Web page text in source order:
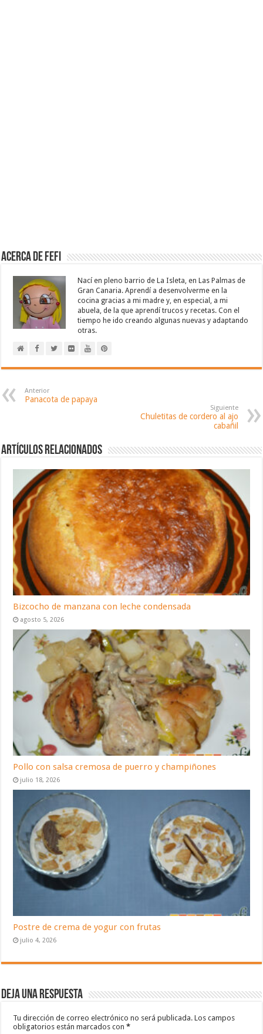
Acerca de Fefi
Nací en pleno barrio de La Isleta, en Las Palmas de
Gran Canaria. Aprendí a desenvolverme en la
cocina gracias a mi madre y, en especial, a mi
abuela, de la que aprendí trucos y recetas. Con el
tiempo he ido creando algunas nuevas y adaptando
otras.
Anterior
Panacota de papaya
Siguiente
Chuletitas de cordero al ajo
cabañil
Artículos relacionados
Bizcocho de manzana con leche condensada
agosto 5, 2026
Pollo con salsa cremosa de puerro y champiñones
julio 18, 2026
Postre de crema de yogur con frutas
julio 4, 2026
Deja una respuesta
Tu dirección de correo electrónico no será publicada. Los campos
obligatorios están marcados con*